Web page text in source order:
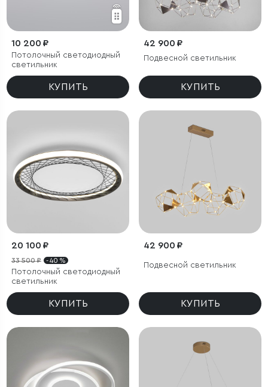
10 200 ₽
Потолочный светодиодный
светильник
КУПИТЬ
42 900 ₽
Подвесной светильник
КУПИТЬ
20 100 ₽
33 500 ₽ - 40 %
Потолочный светодиодный
светильник
КУПИТЬ
42 900 ₽
Подвесной светильник
КУПИТЬ